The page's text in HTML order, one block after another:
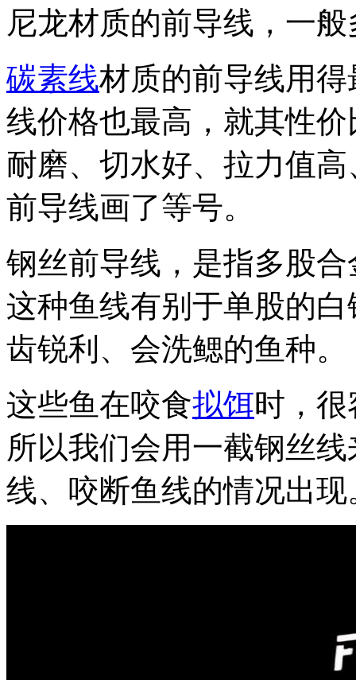
尼龙材质的前导线，一
碳素线材质的前导线用
线价格也最高，就其性
耐磨、切水好、拉力值
前导线画了等号。
钢丝前导线，是指多股
这种鱼线有别于单股的
齿锐利、会洗鳃的鱼种。
这些鱼在咬食拟饵时，
所以我们会用一截钢丝
线、咬断鱼线的情况出现